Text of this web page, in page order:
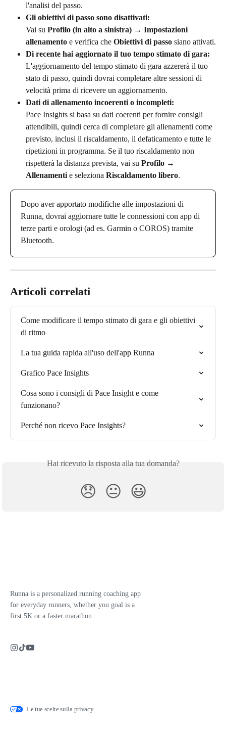
l'analisi del passo.
Gli obiettivi di passo sono disattivati:
Vai su Profilo (in alto a sinistra) → Impostazioni
allenamento e verifica che Obiettivi di passo siano attivati.
Di recente hai aggiornato il tuo tempo stimato di gara:
L'aggiornamento del tempo stimato di gara azzererà il tuo
stato di passo, quindi dovrai completare altre sessioni di
velocità prima di ricevere un aggiornamento.
Dati di allenamento incoerenti o incompleti:
Pace Insights si basa su dati coerenti per fornire consigli
attendibili, quindi cerca di completare gli allenamenti come
previsto, inclusi il riscaldamento, il defaticamento e tutte le
ripetizioni in programma. Se il tuo riscaldamento non
rispetterà la distanza prevista, vai su Profilo →
Allenamenti e seleziona Riscaldamento libero.
Dopo aver apportato modifiche alle impostazioni di
Runna, dovrai aggiornare tutte le connessioni con app di
terze parti e orologi (ad es. Garmin o COROS) tramite
Bluetooth.
Articoli correlati
Come modificare il tempo stimato di gara e gli obiettivi
di ritmo
La tua guida rapida all'uso dell'app Runna
Grafico Pace Insights
Cosa sono i consigli di Pace Insight e come
funzionano?
Perché non ricevo Pace Insights?
Hai ricevuto la risposta alla tua domanda?
😞 😐 😃
Runna is a personalized running coaching app
for everyday runners, whether you goal is a
first 5K or a faster marathon.
Le tue scelte sulla privacy